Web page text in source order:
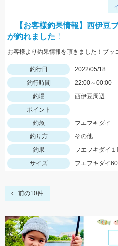
【お客様釣果情報】西伊豆
が釣れました！
釣行日
2022/05/18
釣行時間
22:00～00:00
釣場
西伊豆周辺
ポイント
釣魚
フエフキダイ
釣り方
その他
釣果
フエフキダイ１
サイズ
フエフキダイ60
前の10件